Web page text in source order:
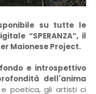
su tutte le
“SPERANZA”, il
Maionese Project.
e introspettivo
dell'anima
poetica, gli artisti ci